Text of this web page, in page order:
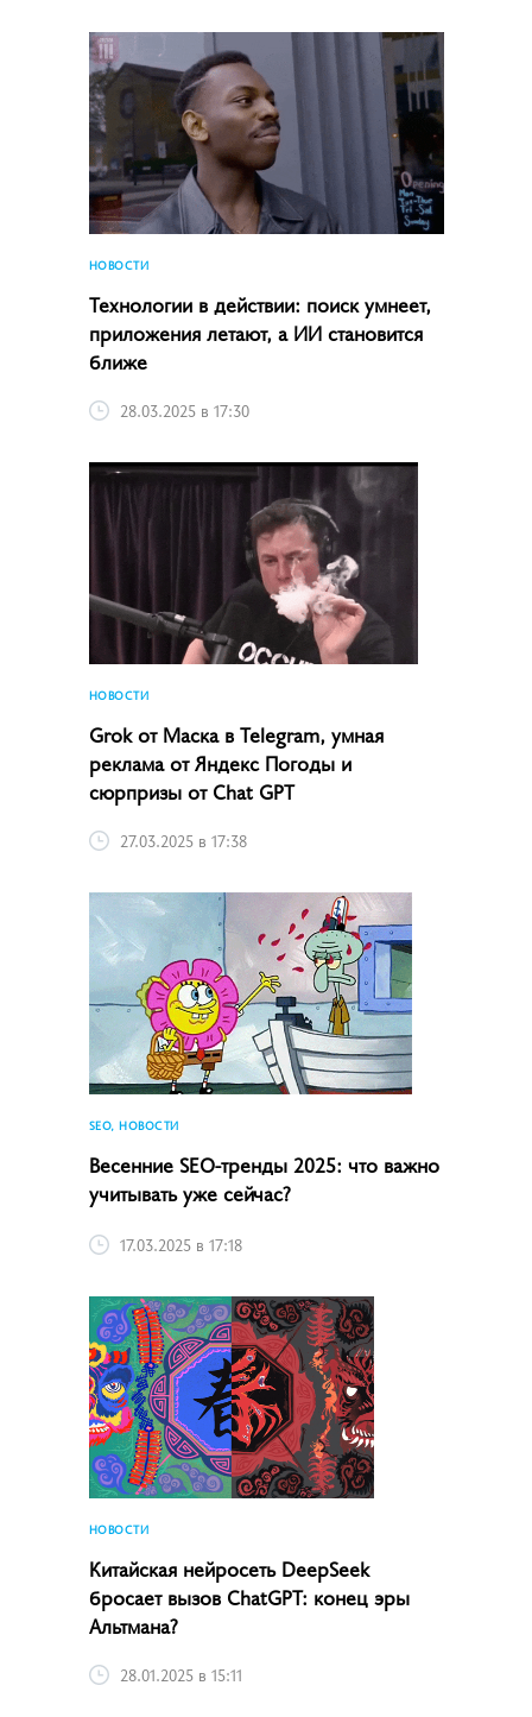
НОВОСТИ
Технологии в действии: поиск умнеет,
приложения летают, а ИИ становится
ближе
28.03.2025 в 17:30
НОВОСТИ
Grok от Маска в Telegram, умная
реклама от Яндекс Погоды и
сюрпризы от Chat GPT
27.03.2025 в 17:38
SEO, НОВОСТИ
Весенние SEO-тренды 2025: что важно
учитывать уже сейчас?
17.03.2025 в 17:18
НОВОСТИ
Китайская нейросеть DeepSeek
бросает вызов ChatGPT: конец эры
Альтмана?
28.01.2025 в 15:11